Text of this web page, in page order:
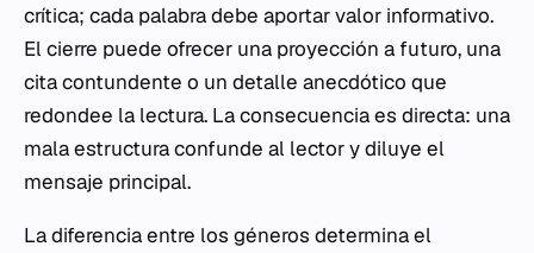
crítica; cada palabra debe aportar valor informativo.
El cierre puede ofrecer una proyección a futuro, una
cita contundente o un detalle anecdótico que
redondee la lectura. La consecuencia es directa: una
mala estructura confunde al lector y diluye el
mensaje principal.
La diferencia entre los géneros determina el